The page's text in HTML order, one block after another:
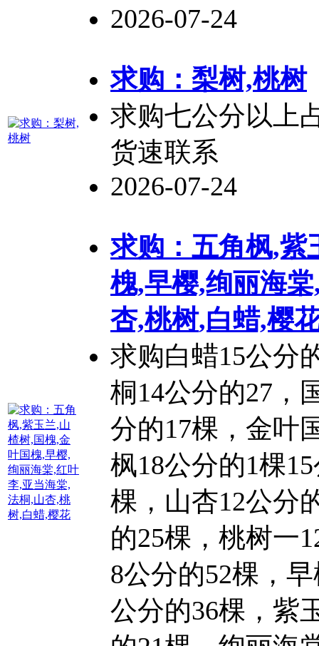
2026-07-24
求购：梨树,桃树
求购七公分以上
货速联系
2026-07-24
求购：五角枫,紫
槐,早樱,绚丽海
杏,桃树,白蜡,樱
求购白蜡15公分
桐14公分的27，
分的17棵，金叶
枫18公分的1棵
棵，山杏12公分
的25棵， 桃树一
8公分的52棵，
公分的36棵，紫